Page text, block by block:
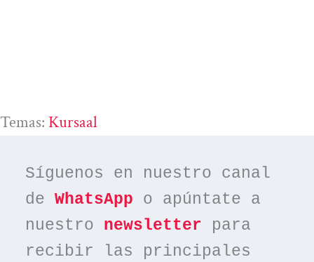
Temas: Kursaal
Síguenos en nuestro canal
de WhatsApp o apúntate a
nuestro newsletter para
recibir las principales